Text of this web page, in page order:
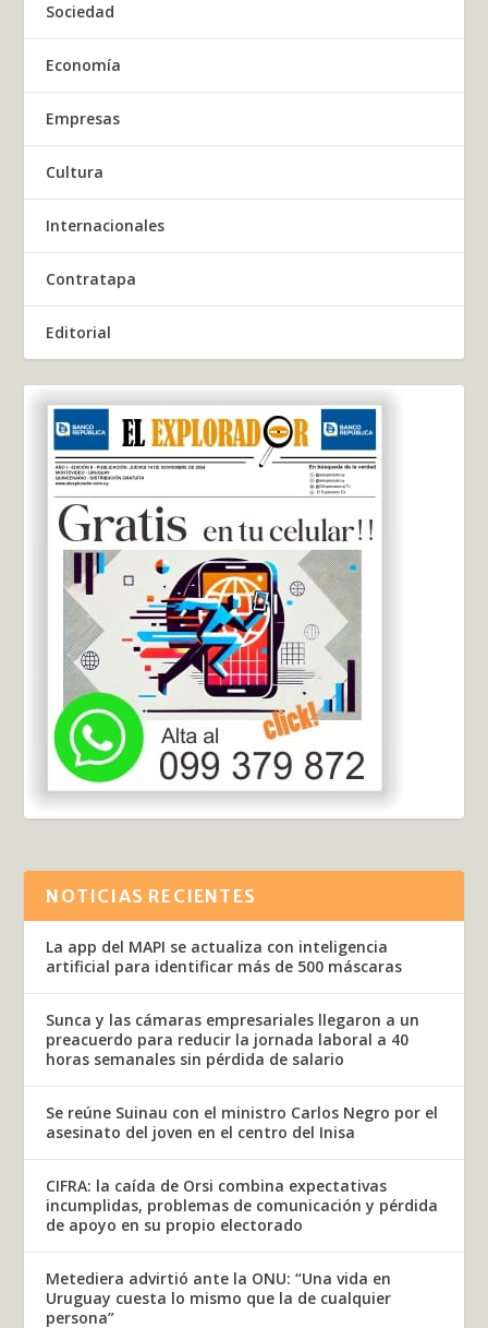
Sociedad
Economía
Empresas
Cultura
Internacionales
Contratapa
Editorial
NOTICIAS RECIENTES
La app del MAPI se actualiza con inteligencia
artificial para identificar más de 500 máscaras
Sunca y las cámaras empresariales llegaron a un
preacuerdo para reducir la jornada laboral a 40
horas semanales sin pérdida de salario
Se reúne Suinau con el ministro Carlos Negro por el
asesinato del joven en el centro del Inisa
CIFRA: la caída de Orsi combina expectativas
incumplidas, problemas de comunicación y pérdida
de apoyo en su propio electorado
Metediera advirtió ante la ONU: “Una vida en
Uruguay cuesta lo mismo que la de cualquier
persona”